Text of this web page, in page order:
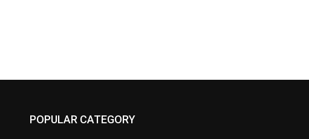
POPULAR CATEGORY